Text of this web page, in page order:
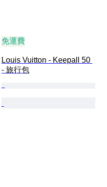
免運費
Louis Vuitton - Keepall 50
- 旅行包